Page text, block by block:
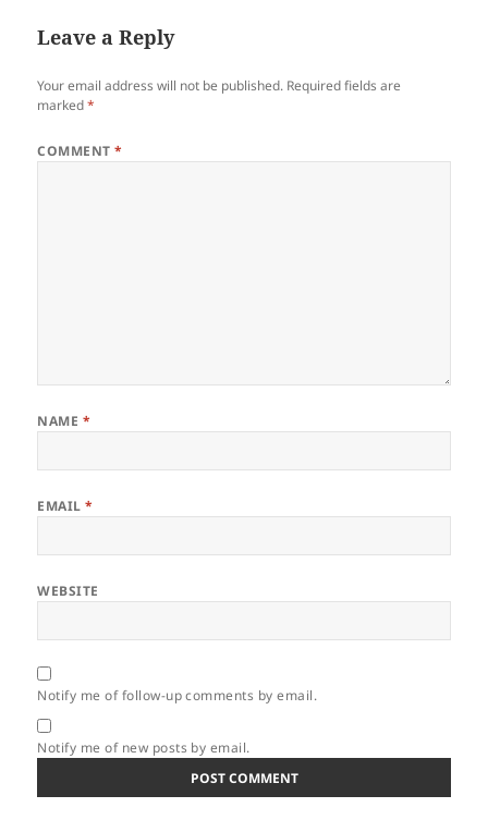
Leave a Reply
Your email address will not be published. Required fields are
marked*
COMMENT*
NAME *
EMAIL*
WEBSITE
Notify me of follow-up comments by email.
Notify me of new posts by email.